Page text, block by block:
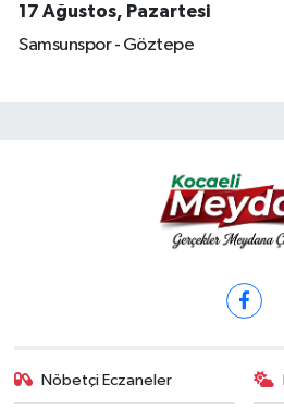
17 Ağustos, Pazartesi
Samsunspor - Göztepe
Nöbetçi Eczaneler